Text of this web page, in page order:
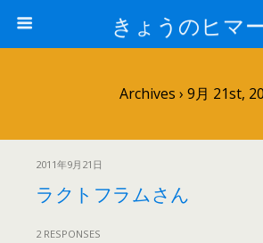
きょうのヒマ
Archives › 9月 21st,
2011年9月21日
ラクトフラムさん
2 RESPONSES